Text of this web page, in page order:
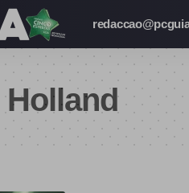
Holland